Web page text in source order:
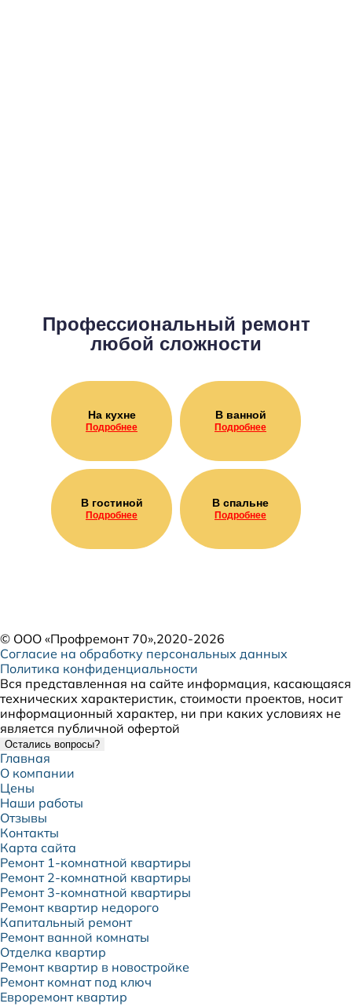
Профессиональный ремонт
любой сложности
На кухне
Подробнее
В ванной
Подробнее
В гостиной
Подробнее
В спальне
Подробнее
© ООО «Профремонт 70»,2020-2026
Согласие на обработку персональных данных
Политика конфиденциальности
Вся представленная на сайте информация, касающаяся
технических характеристик, стоимости проектов, носит
информационный характер, ни при каких условиях не
является публичной офертой
Остались вопросы?
Главная
О компании
Цены
Наши работы
Отзывы
Контакты
Карта сайта
Ремонт 1-комнатной квартиры
Ремонт 2-комнатной квартиры
Ремонт 3-комнатной квартиры
Ремонт квартир недорого
Капитальный ремонт
Ремонт ванной комнаты
Отделка квартир
Ремонт квартир в новостройке
Ремонт комнат под ключ
Евроремонт квартир